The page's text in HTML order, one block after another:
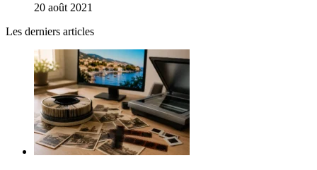
20 août 2021
Les derniers articles